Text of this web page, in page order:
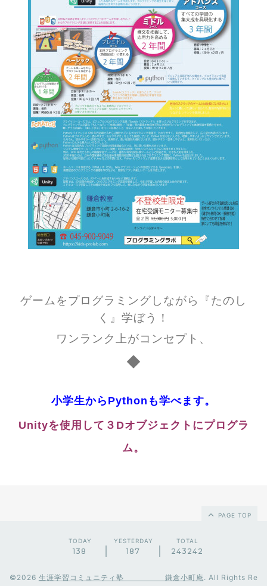
ゲームをプログラミングしながら『たのし
く』学ぼう！
ワンランク上がコンセプト、
◆
小学生からPythonも学べます。
Unityを使用して３Dオブジェクトにプログラ
ム。
PAGE TOP
TODAY
138
YESTERDAY
187
TOTAL
243242
©2026 生涯学習コミュニティ塾 鎌倉小町庵 . All Rights Re